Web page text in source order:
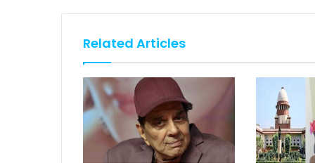
Related Articles